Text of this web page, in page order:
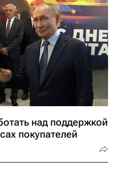
над поддержкой
покупателей